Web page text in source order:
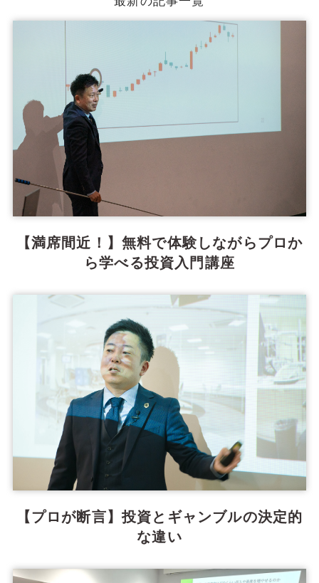
【満席間近！】無料で体験しながらプロか
ら学べる投資入門講座
【プロが断言】投資とギャンブルの決定的
な違い